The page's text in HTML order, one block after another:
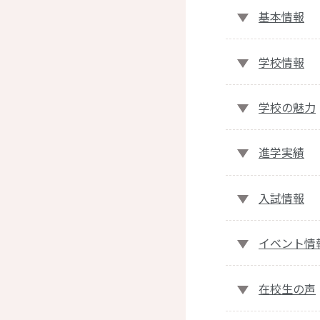
基本情報
学校情報
学校の魅力
進学実績
入試情報
イベント情
在校生の声